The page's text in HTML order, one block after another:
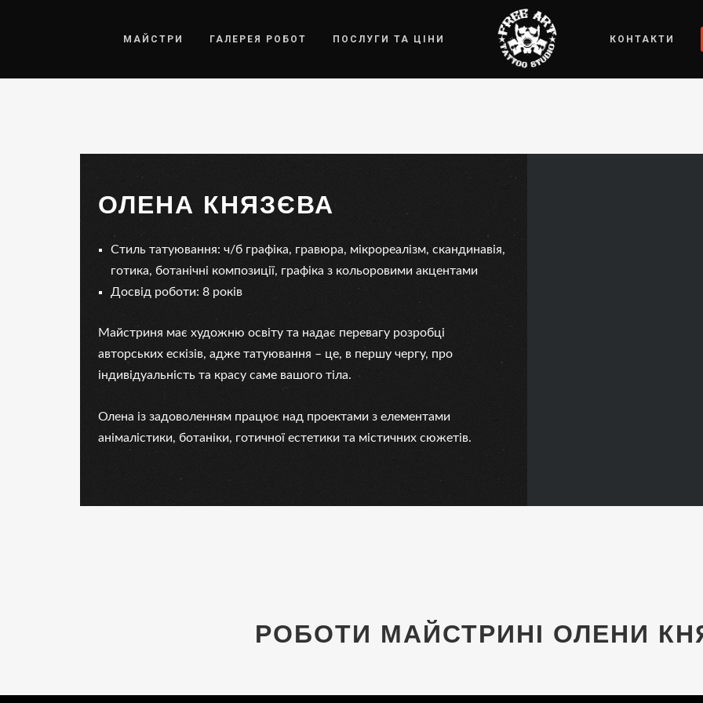
МАЙСТРИ ГАЛЕРЕЯ РОБОТ ПОСЛУГИ ТА ЦІНИ КОНТАКТИ
ОЛЕНА КНЯЗЄВА
Стиль татуювання: ч/б графіка, гравюра, мікрореалізм, скандинавія,
готика, ботанічні композиції, графіка з кольоровими акцентами
Досвід роботи: 8 років
Майстриня має художню освіту та надає перевагу розробці
авторських ескізів, адже татуювання – це, в першу чергу, про
індивідуальність та красу саме вашого тіла.
Олена із задоволенням працює над проектами з елементами
анімалістики, ботаніки, готичної естетики та містичних сюжетів.
РОБОТИ МАЙСТРИНІ ОЛЕНИ